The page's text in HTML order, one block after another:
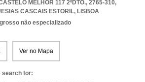
MELHOR 117 2ºDTO., 2765-310,
CASCAIS ESTORIL, LISBOA
não especializado
Ver no Mapa
search for: